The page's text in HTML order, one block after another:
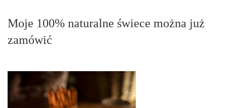
Moje 100% naturalne świece można już
zamówić